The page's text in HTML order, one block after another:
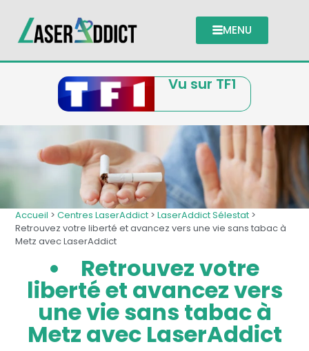
MENU
Vu sur TF1
Accueil >Centres LaserAddict >LaserAddict Sélestat >
Retrouvez votre liberté et avancez vers une vie sans tabac à
Metz avec LaserAddict
Retrouvez votre
liberté et avancez vers
une vie sans tabac à
Metz avec LaserAddict